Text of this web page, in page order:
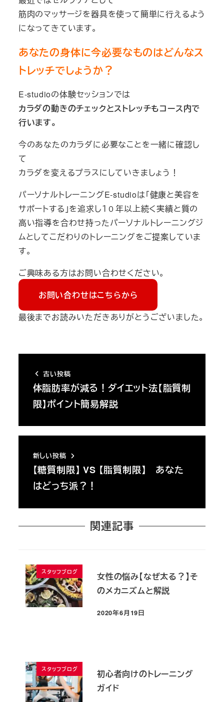
筋肉のマッサージを器具を使って簡単に行えるよう
になってきています。
あなたの身体に今必要なものはどんなス
トレッチでしょうか？
E-studioの体験セッションでは
カラダの動きのチェックとストレッチもコース内で
行います。
今のあなたのカラダに必要なことを一緒に確認し
て
カラダを変えるプラスにしていきましょう！
パーソナルトレーニングE-studioは「健康と美容を
サポートする」を追求し１０年以上続く実績と質の
高い指導を合わせ持ったパーソナルトレーニングジ
ムとしてこだわりのトレーニングをご提案していま
す。
ご興味ある方はお問い合わせください。
お問い合わせはこちらから
最後までお読みいただきありがとうございました。
古い投稿
体脂肪率が減る！ダイエット法【脂質制
限】ポイント簡易解説
新しい投稿
【糖質制限】 VS 【脂質制限】 あなた
はどっち派？！
関連記事
スタッフブログ
女性の悩み【なぜ太る？】そ
のメカニズムと解説
投稿日
2020年6月19日
スタッフブログ
初心者向けのトレーニング
ガイド